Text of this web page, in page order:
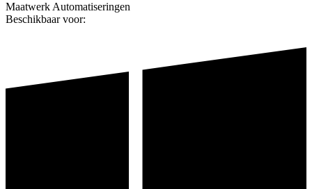
Maatwerk Automatiseringen
Beschikbaar voor: